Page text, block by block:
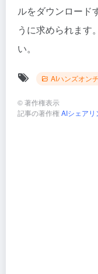
ルをダウンロード
うに求められます。
い。
AIハンズオン
©著作権表示
記事の著作権AIシェア